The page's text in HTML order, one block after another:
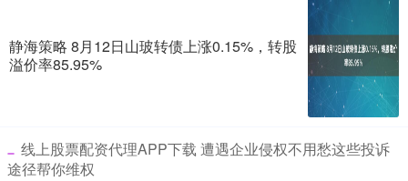
静海策略 8月12日山玻转债上涨0.15%，转股
溢价率85.95%
​线上股票配资代理APP下载 遭遇企业侵权不用愁这些投诉
途径帮你维权